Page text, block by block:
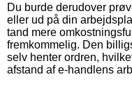
Du burde derudover
eller ud på din
tand mere
fremkommelig. Den
selv henter ordren,
afstand af e-handlens